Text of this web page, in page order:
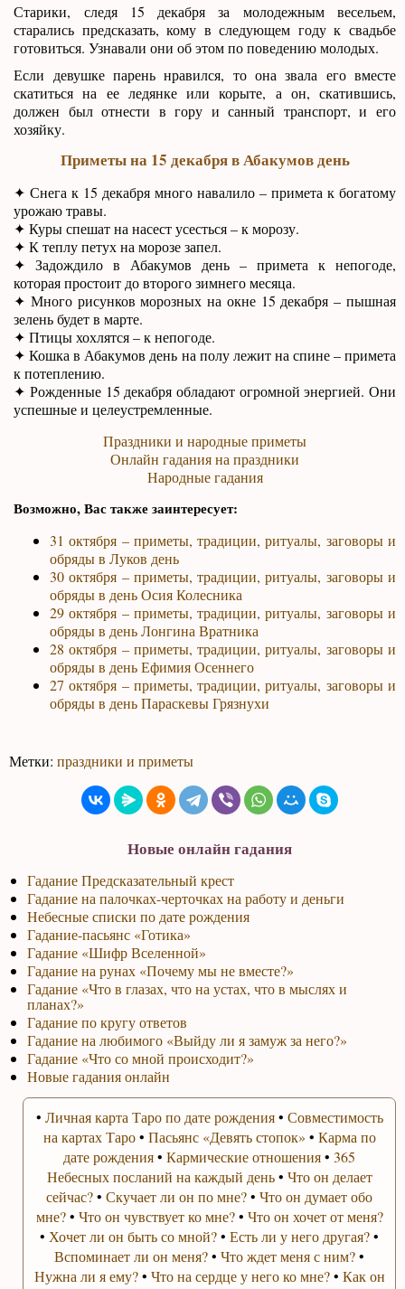
Старики, следя 15 декабря за молодежным весельем,
старались предсказать, кому в следующем году к свадьбе
готовиться. Узнавали они об этом по поведению молодых.
Если девушке парень нравился, то она звала его вместе
скатиться на ее ледянке или корыте, а он, скатившись,
должен был отнести в гору и санный транспорт, и его
хозяйку.
Приметы на 15 декабря в Абакумов день
✦ Снега к 15 декабря много навалило – примета к богатому
урожаю травы.
✦ Куры спешат на насест усесться – к морозу.
✦ К теплу петух на морозе запел.
✦ Задождило в Абакумов день – примета к непогоде,
которая простоит до второго зимнего месяца.
✦ Много рисунков морозных на окне 15 декабря – пышная
зелень будет в марте.
✦ Птицы хохлятся – к непогоде.
✦ Кошка в Абакумов день на полу лежит на спине – примета
к потеплению.
✦ Рожденные 15 декабря обладают огромной энергией. Они
успешные и целеустремленные.
Праздники и народные приметы
Онлайн гадания на праздники
Народные гадания
Возможно, Вас также заинтересует:
31 октября – приметы, традиции, ритуалы, заговоры и
обряды в Луков день
30 октября – приметы, традиции, ритуалы, заговоры и
обряды в день Осия Колесника
29 октября – приметы, традиции, ритуалы, заговоры и
обряды в день Лонгина Вратника
28 октября – приметы, традиции, ритуалы, заговоры и
обряды в день Ефимия Осеннего
27 октября – приметы, традиции, ритуалы, заговоры и
обряды в день Параскевы Грязнухи
Метки:праздники и приметы
Новые онлайн гадания
Гадание Предсказательный крест
Гадание на палочках-черточках на работу и деньги
Небесные списки по дате рождения
Гадание-пасьянс «Готика»
Гадание «Шифр Вселенной»
Гадание на рунах «Почему мы не вместе?»
Гадание «Что в глазах, что на устах, что в мыслях и
планах?»
Гадание по кругу ответов
Гадание на любимого «Выйду ли я замуж за него?»
Гадание «Что со мной происходит?»
Новые гадания онлайн
• Личная карта Таро по дате рождения• Совместимость
на картах Таро• Пасьянс «Девять стопок» • Карма по
дате рождения•Кармические отношения•365
Небесных посланий на каждый день• Что он делает
сейчас?•Скучает ли он по мне?•Что он думает обо
мне?• Что он чувствует ко мне?• Что он хочет от меня?
• Хочет ли он быть со мной?•Есть ли у него другая?•
Вспоминает ли он меня?•Что ждет меня с ним?•
Нужна ли я ему?• Что на сердце у него ко мне?• Как он